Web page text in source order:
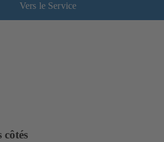
Vers le Service
côtés